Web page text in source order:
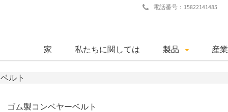
電話番号：15822141485
家 私たちに関しては 製品 産業
ルト
ゴム製コンベヤーベルト